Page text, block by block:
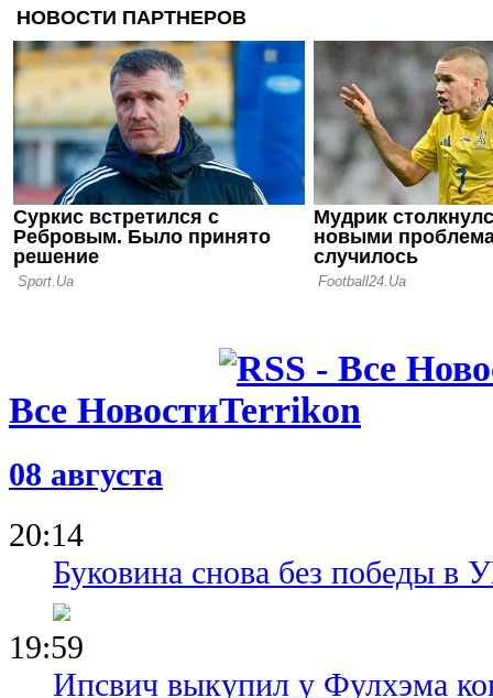
11.10.21 13:40
Бускетс
забил
11.10.21 12:37
Бензема
Наций
ЧМ-2022
Все Новости
08 августа
20:14
Буковина снова без победы
19:59
Ипсвич выкупил у Фулхэма